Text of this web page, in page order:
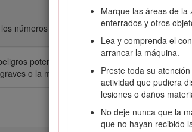
Marque las áreas de
enterrados y otros
Lea y comprenda el
arrancar la máquina.
Preste toda su
actividad que pudiera
lesiones o daños
No deje nunca que la
que no hayan recibido
números de modelo y de serie
potenciales y contiene mensajes de
o la muerte si usted no sigue las